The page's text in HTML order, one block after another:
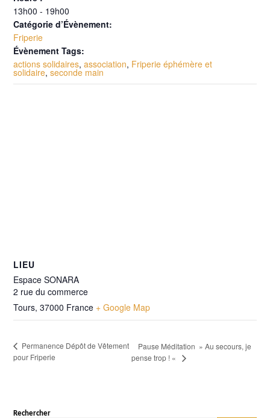
13h00 - 19h00
Catégorie d’Évènement:
Friperie
Évènement Tags:
actions solidaires,association, Friperie éphémère et
solidaire,seconde main
LIEU
Espace SONARA
2 rue du commerce
Tours, 37000 France + Google Map
Permanence Dépôt de Vêtement
pour Friperie
Pause Méditation » Au secours, je
pense trop ! «
Rechercher